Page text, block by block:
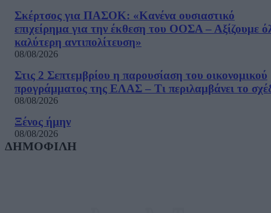
Σκέρτσος για ΠΑΣΟΚ: «Κανένα ουσιαστικό
επιχείρημα για την έκθεση του ΟΟΣΑ – Αξίζουμε
καλύτερη αντιπολίτευση»
08/08/2026
Στις 2 Σεπτεμβρίου η παρουσίαση του οικονομικού
προγράμματος της ΕΛΑΣ – Τι περιλαμβάνει το
08/08/2026
Ξένος ήμην
08/08/2026
ΔΗΜΟΦΙΛΗ